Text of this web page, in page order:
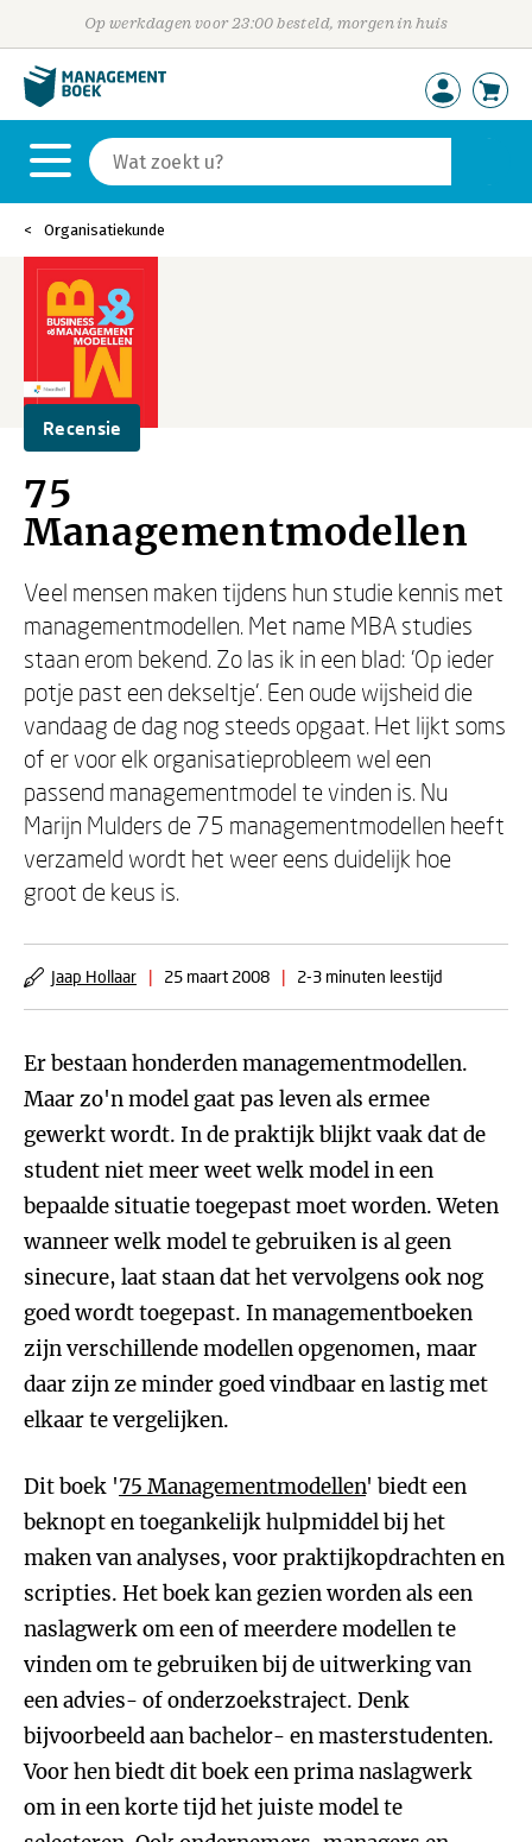
Op werkdagen voor 23:00 besteld, morgen in huis
Organisatiekunde
Recensie
75
Managementmodellen
Veel mensen maken tijdens hun studie kennis met
managementmodellen. Met name MBA studies
staan erom bekend. Zo las ik in een blad: 'Op ieder
potje past een dekseltje'. Een oude wijsheid die
vandaag de dag nog steeds opgaat. Het lijkt soms
of er voor elk organisatieprobleem wel een
passend managementmodel te vinden is. Nu
Marijn Mulders de 75 managementmodellen heeft
verzameld wordt het weer eens duidelijk hoe
groot de keus is.
Jaap Hollaar | 25 maart 2008 | 2-3 minuten leestijd
Er bestaan honderden managementmodellen.
Maar zo'n model gaat pas leven als ermee
gewerkt wordt. In de praktijk blijkt vaak dat de
student niet meer weet welk model in een
bepaalde situatie toegepast moet worden. Weten
wanneer welk model te gebruiken is al geen
sinecure, laat staan dat het vervolgens ook nog
goed wordt toegepast. In managementboeken
zijn verschillende modellen opgenomen, maar
daar zijn ze minder goed vindbaar en lastig met
elkaar te vergelijken.
Dit boek '75 Managementmodellen' biedt een
beknopt en toegankelijk hulpmiddel bij het
maken van analyses, voor praktijkopdrachten en
scripties. Het boek kan gezien worden als een
naslagwerk om een of meerdere modellen te
vinden om te gebruiken bij de uitwerking van
een advies- of onderzoekstraject. Denk
bijvoorbeeld aan bachelor- en masterstudenten.
Voor hen biedt dit boek een prima naslagwerk
om in een korte tijd het juiste model te